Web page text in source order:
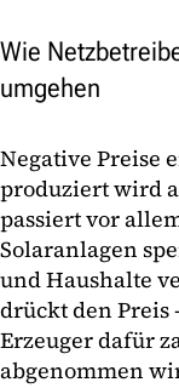
Wie
umgehen
Negative Preise
produziert wird
passiert vor
Solaranlagen
und Haushalte
drückt den Preis
Erzeuger dafür
abgenommen